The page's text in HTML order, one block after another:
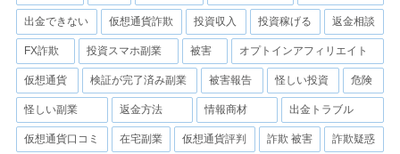
出金できない 仮想通貨詐欺 投資収入 投資稼げる 返金相談
FX詐欺 投資スマホ副業 被害 オプトインアフィリエイト
仮想通貨 検証が完了済み副業 被害報告 怪しい投資 危険
怪しい副業 返金方法 情報商材 出金トラブル
仮想通貨口コミ 在宅副業 仮想通貨評判 詐欺 被害 詐欺疑惑